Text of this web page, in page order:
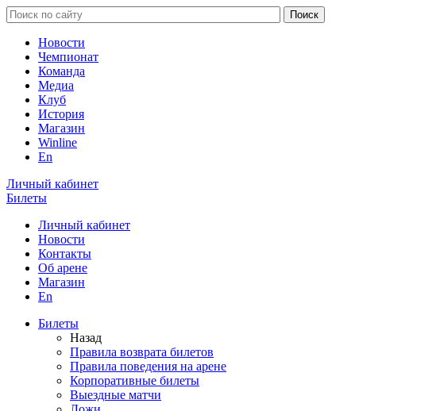
Новости
Чемпионат
Команда
Медиа
Клуб
История
Магазин
Winline
En
Личный кабинет
Билеты
Личный кабинет
Новости
Контакты
Об арене
Магазин
En
Билеты
Назад
Правила возврата билетов
Правила поведения на арене
Корпоративные билеты
Выездные матчи